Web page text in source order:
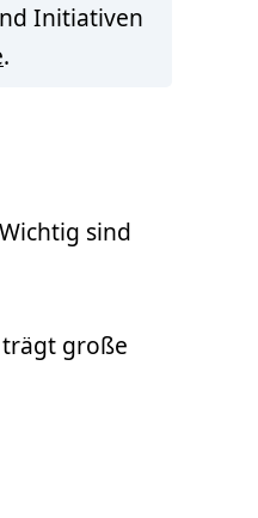
Initiativen
.
sind
große